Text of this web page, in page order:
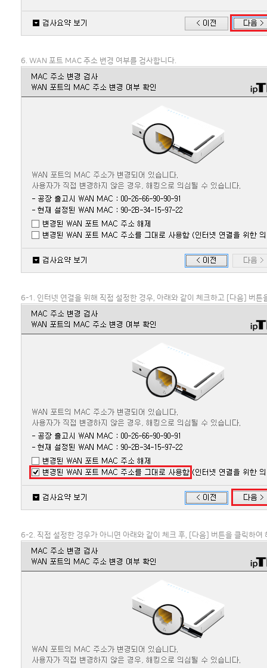
6. WAN 포트 MAC 주소 변경 여부를 검사합니다.
6-1. 인터넷 연결을 위해 직접 설정한 경우, 아래와 같이 체크하고 [다음] 버튼
6-2. 직접 설정한 경우가 아니면 아래와 같이 체크 후, [다음] 버튼을 클릭하여